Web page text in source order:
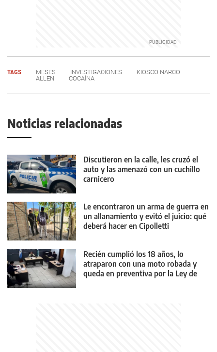
TAGS MESES INVESTIGACIONES
KIOSCO NARCO
ALLEN
COCAÍNA
Noticias relacionadas
Discutieron en la calle, les cruzó el
auto y las amenazó con un cuchillo
carnicero
Le encontraron un arma de guerra en
un allanamiento y evitó el juicio: qué
deberá hacer en Cipolletti
Recién cumplió los 18 años, lo
atraparon con una moto robada y
queda en preventiva por la Ley de